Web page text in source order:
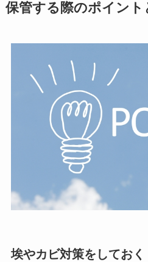
保管する際のポイン
埃やカビ対策をしておく